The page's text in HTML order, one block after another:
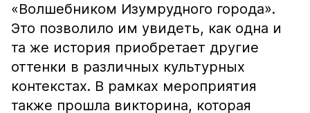
«Волшебником Изумрудного города».
Это позволило им увидеть, как одна и
та же история приобретает другие
оттенки в различных культурных
контекстах. В рамках мероприятия
также прошла викторина, которая